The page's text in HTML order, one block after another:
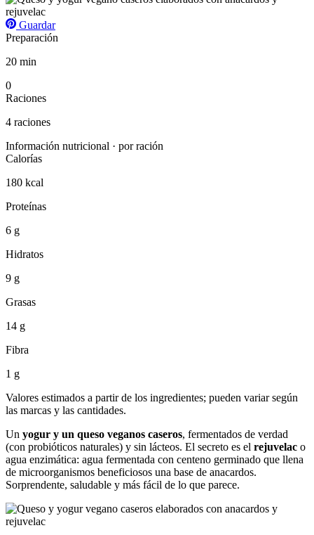
Guardar
Preparación
20 min
0
Raciones
4 raciones
Información nutricional · por ración
Calorías
180 kcal
Proteínas
6 g
Hidratos
9 g
Grasas
14 g
Fibra
1 g
Valores estimados a partir de los ingredientes; pueden variar según
las marcas y las cantidades.
Un yogur y un queso veganos caseros, fermentados de verdad
(con probióticos naturales) y sin lácteos. El secreto es el rejuvelac o
agua enzimática: agua fermentada con centeno germinado que llena
de microorganismos beneficiosos una base de anacardos.
Sorprendente, saludable y más fácil de lo que parece.